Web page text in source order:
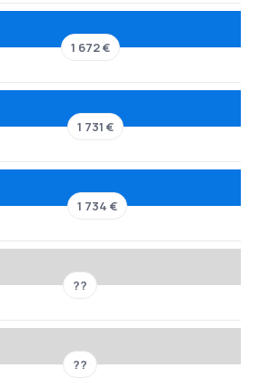
1 672 €
1 731 €
1 734 €
??
??